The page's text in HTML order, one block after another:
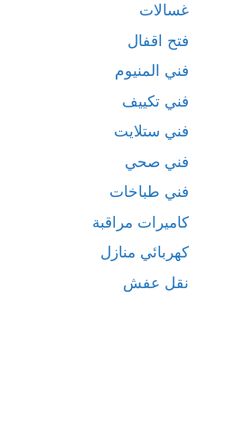
غسالات
فتح اقفال
فني المنيوم
فني تكييف
فني ستلايت
فني صحي
فني طباخات
كاميرات مراقبة
كهربائي منازل
نقل عفش